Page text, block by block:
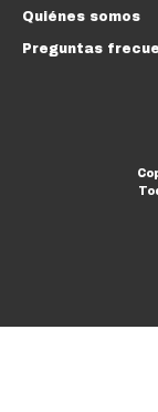
Quiénes somos
Preguntas